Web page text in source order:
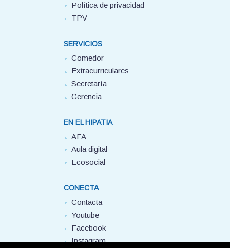
Política de privacidad
TPV
SERVICIOS
Comedor
Extracurriculares
Secretaría
Gerencia
EN EL HIPATIA
AFA
Aula digital
Ecosocial
CONECTA
Contacta
Youtube
Facebook
Instagram